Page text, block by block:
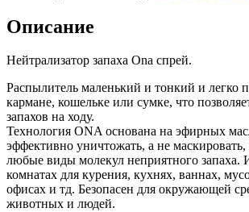
Описание
Нейтрализатор запаха Ona спрей.
Распылитель маленький и тонкий и легко
кармане, кошельке или сумке, что
запахов на ходу.
Технология ONA основана на эфирных
эффективно уничтожать, а не маскировать,
любые виды молекул неприятного запаха.
комнатах для курения, кухнях, ваннах,
офисах и тд. Безопасен для окружающей
животных и людей.